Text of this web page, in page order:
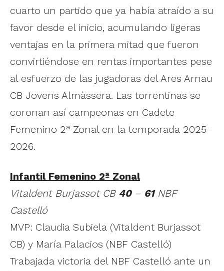
cuarto un partido que ya había atraído a su
favor desde el inicio, acumulando ligeras
ventajas en la primera mitad que fueron
convirtiéndose en rentas importantes pese
al esfuerzo de las jugadoras del Ares Arnau
CB Jovens Almàssera. Las torrentinas se
coronan así campeonas en Cadete
Femenino 2ª Zonal en la temporada 2025-
2026.
Infantil Femenino 2ª Zonal
Vitaldent Burjassot CB 40– 61NBF
Castelló
MVP: Claudia Subiela (Vitaldent Burjassot
CB) y María Palacios (NBF Castelló)
Trabajada victoria del NBF Castelló ante un